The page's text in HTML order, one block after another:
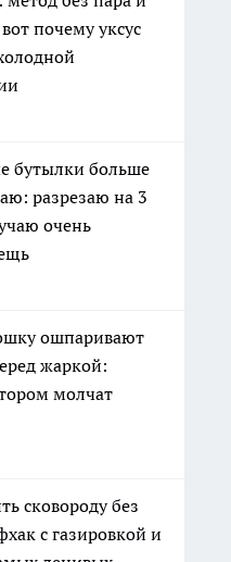
почему уксус
бутылки больше
разрезаю на 3
очень
ошпаривают
жаркой:
молчат
сковороду без
с газировкой и